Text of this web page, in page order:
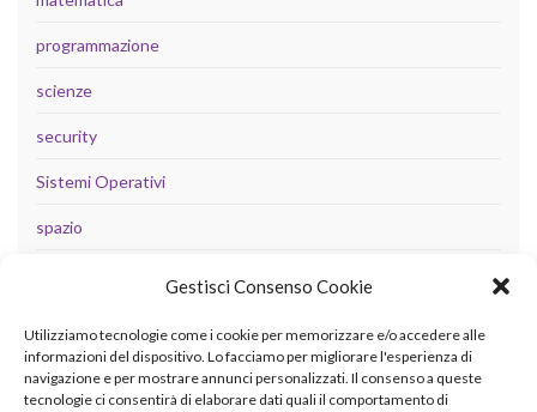
Gestisci Consenso Cookie
Utilizziamo tecnologie come i cookie per memorizzare e/o accedere alle
informazioni del dispositivo. Lo facciamo per migliorare l'esperienza di
navigazione e per mostrare annunci personalizzati. Il consenso a queste
tecnologie ci consentirà di elaborare dati quali il comportamento di
programmazione
scienze
security
Sistemi Operativi
spazio